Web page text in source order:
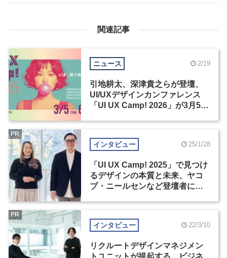
関連記事
ニュース 2/19
引地耕太、深津貴之らが登壇、
UI/UXデザインカンファレンス
「UI UX Camp! 2026」が3月5･6
インタビュー 25/1/28
「UI UX Camp! 2025」で見つけ
るデザインの本質と未来、ヤコ
ブ・ニールセンなど登壇者にも
PR
インタビュー 22/3/10
リクルートデザインマネジメン
トユニットが提起する、ビジネ
PR